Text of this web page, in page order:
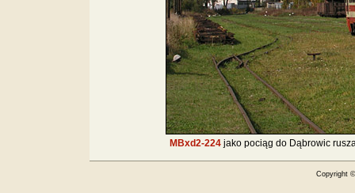
MBxd2-224jako pociąg do Dąbrowic
Copyright